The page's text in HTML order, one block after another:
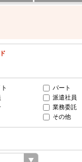
パート
派遣社員
業務委託
その他